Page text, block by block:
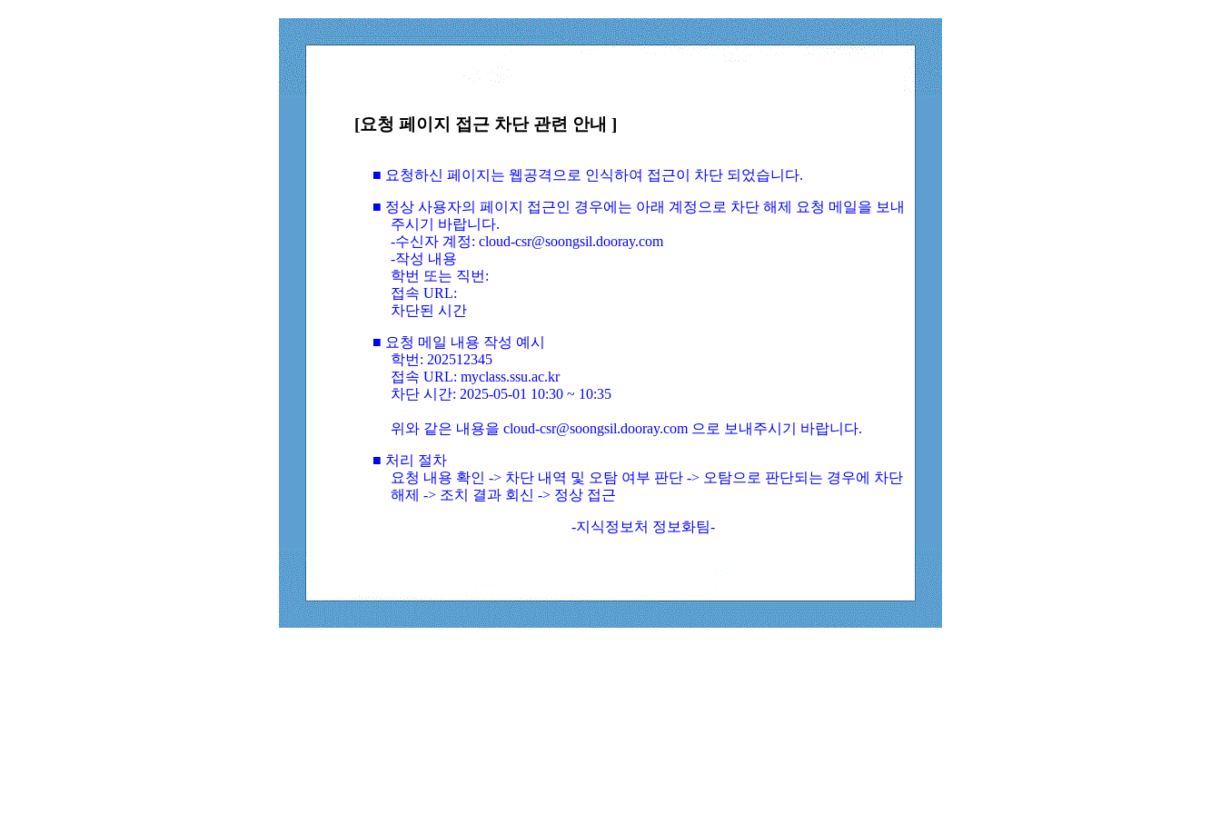
[요청 페이지 접근 차단 관련 안내 ]
■ 요청하신 페이지는 웹공격으로 인식하여 접근이 차단 되었습니다.
■ 정상 사용자의 페이지 접근인 경우에는 아래 계정으로 차단 해제 요청 메일을 보내
주시기 바랍니다.
-수신자 계정: cloud-csr@soongsil.dooray.com
-작성 내용
학번 또는 직번:
접속 URL:
차단된 시간
■ 요청 메일 내용 작성 예시
학번: 202512345
접속 URL: myclass.ssu.ac.kr
차단 시간: 2025-05-01 10:30 ~ 10:35
위와 같은 내용을 cloud-csr@soongsil.dooray.com 으로 보내주시기 바랍니다.
■ 처리 절차
요청 내용 확인 -> 차단 내역 및 오탐 여부 판단 -> 오탐으로 판단되는 경우에 차단
해제 -> 조치 결과 회신 -> 정상 접근
-지식정보처 정보화팀-